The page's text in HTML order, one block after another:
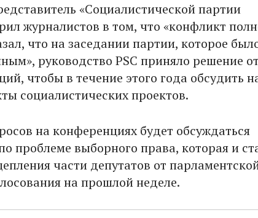
«Социалистической партии
журналистов в том, что «конфликт
что на заседании партии, которое
руководство PSC приняло решение
чтобы в течение этого года обсудить
социалистических проектов.
на конференциях будет обсуждаться
проблеме выборного права, которая и
части депутатов от
на прошлой неделе.